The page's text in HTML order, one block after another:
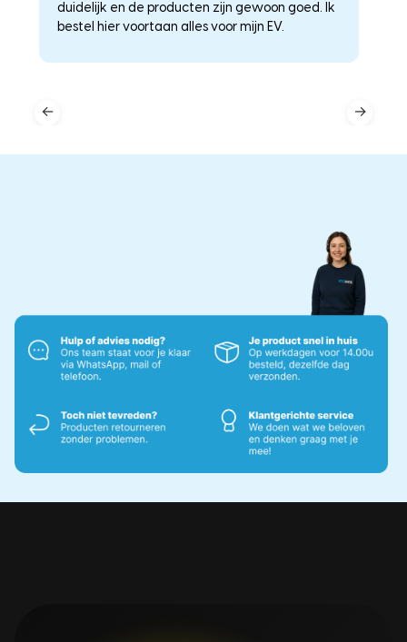
duidelijk en de producten zijn gewoon goed. Ik
bestel hier voortaan alles voor mijn EV.
← →